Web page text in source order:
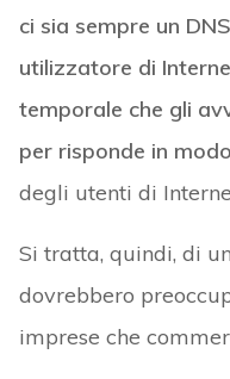
ci sia sempre un
utilizzatore di
temporale che gli
per risponde in
degli utenti di
Si tratta, quindi, di
dovrebbero
imprese che